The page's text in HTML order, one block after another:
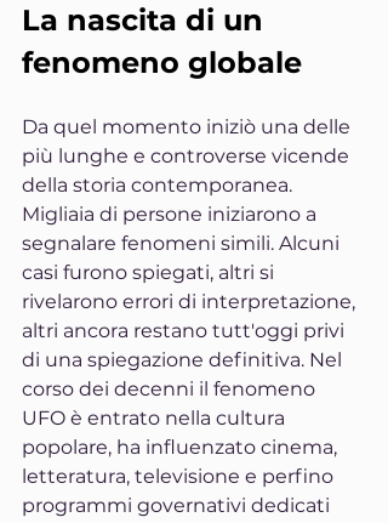
La nascita di un
fenomeno globale
Da quel momento iniziò una delle
più lunghe e controverse vicende
della storia contemporanea.
Migliaia di persone iniziarono a
segnalare fenomeni simili. Alcuni
casi furono spiegati, altri si
rivelarono errori di interpretazione,
altri ancora restano tutt'oggi privi
di una spiegazione definitiva. Nel
corso dei decenni il fenomeno
UFO è entrato nella cultura
popolare, ha influenzato cinema,
letteratura, televisione e perfino
programmi governativi dedicati